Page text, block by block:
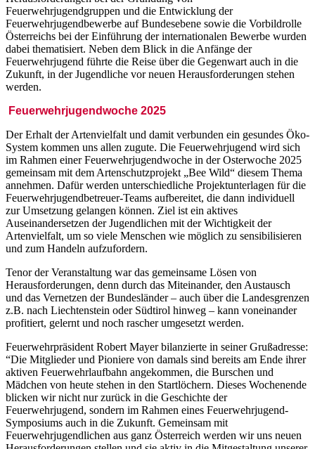
Feuerwehrjugendgruppen und die Entwicklung der
Feuerwehrjugendbewerbe auf Bundesebene sowie die Vorbildrolle
Österreichs bei der Einführung der internationalen Bewerbe wurden
dabei thematisiert. Neben dem Blick in die Anfänge der
Feuerwehrjugend führte die Reise über die Gegenwart auch in die
Zukunft, in der Jugendliche vor neuen Herausforderungen stehen
werden.
Feuerwehrjugendwoche 2025
Der Erhalt der Artenvielfalt und damit verbunden ein gesundes Öko-
System kommen uns allen zugute. Die Feuerwehrjugend wird sich
im Rahmen einer Feuerwehrjugendwoche in der Osterwoche 2025
gemeinsam mit dem Artenschutzprojekt „Bee Wild“ diesem Thema
annehmen. Dafür werden unterschiedliche Projektunterlagen für die
Feuerwehrjugendbetreuer-Teams aufbereitet, die dann individuell
zur Umsetzung gelangen können. Ziel ist ein aktives
Auseinandersetzen der Jugendlichen mit der Wichtigkeit der
Artenvielfalt, um so viele Menschen wie möglich zu sensibilisieren
und zum Handeln aufzufordern.
Tenor der Veranstaltung war das gemeinsame Lösen von
Herausforderungen, denn durch das Miteinander, den Austausch
und das Vernetzen der Bundesländer – auch über die Landesgrenzen
z.B. nach Liechtenstein oder Südtirol hinweg – kann voneinander
profitiert, gelernt und noch rascher umgesetzt werden.
Feuerwehrpräsident Robert Mayer bilanzierte in seiner Grußadresse:
“Die Mitglieder und Pioniere von damals sind bereits am Ende ihrer
aktiven Feuerwehrlaufbahn angekommen, die Burschen und
Mädchen von heute stehen in den Startlöchern. Dieses Wochenende
blicken wir nicht nur zurück in die Geschichte der
Feuerwehrjugend, sondern im Rahmen eines Feuerwehrjugend-
Symposiums auch in die Zukunft. Gemeinsam mit
Feuerwehrjugendlichen aus ganz Österreich werden wir uns neuen